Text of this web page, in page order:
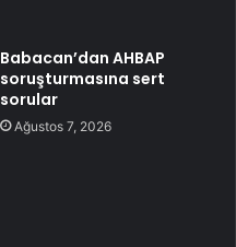
Babacan’dan AHBAP
soruşturmasına sert
sorular
Ağustos 7, 2026